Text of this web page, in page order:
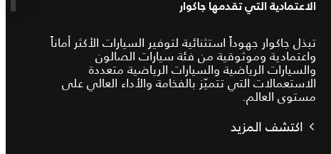
الاعتمادية التي تقدمها جاكوار
تبذل جاكوار جهوداً استثنائية لتوفير السيارات الأكثر أماناً
واعتمادية وموثوقية من فئة سيارات الصالون
والسيارات الرياضية والسيارات الرياضية متعددة
الاستعمالات التي تتميّز بالفخامة والأداء العالي على
مستوى العالم.
اكتشف المزيد